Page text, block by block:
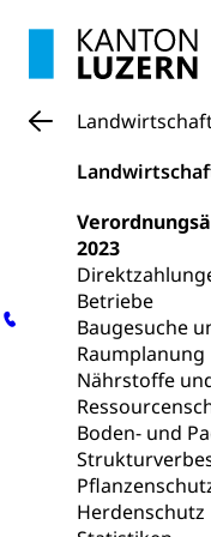
2023
Betriebe
Baugesuche
Raumplanung
Nährstoffe
Boden- und
Herdenschutz